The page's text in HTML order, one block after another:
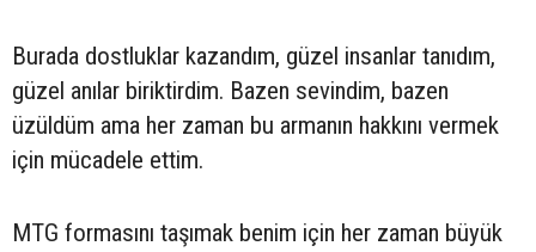
Burada dostluklar kazandım, güzel insanlar tanıdım,
güzel anılar biriktirdim. Bazen sevindim, bazen
üzüldüm ama her zaman bu armanın hakkını vermek
için mücadele ettim.
MTG formasını taşımak benim için her zaman büyük